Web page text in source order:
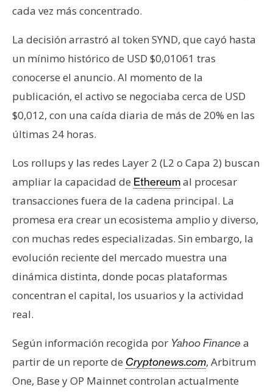
C
o
t
a
c
y
P
b
l
i
c
d
a
d
cada vez más concentrado.
La decisión arrastró al token SYND, que cayó hasta
un mínimo histórico de USD $0,01061 tras
conocerse el anuncio. Al momento de la
publicación, el activo se negociaba cerca de USD
$0,012, con una caída diaria de más de 20% en las
últimas 24 horas.
Los rollups y las redes Layer 2 (L2 o Capa 2) buscan
ampliar la capacidad de Ethereumal procesar
transacciones fuera de la cadena principal. La
promesa era crear un ecosistema amplio y diverso,
con muchas redes especializadas. Sin embargo, la
evolución reciente del mercado muestra una
dinámica distinta, donde pocas plataformas
concentran el capital, los usuarios y la actividad
real.
Según información recogida por Yahoo Finance a
partir de un reporte de Cryptonews.com, Arbitrum
One, Base y OP Mainnet controlan actualmente